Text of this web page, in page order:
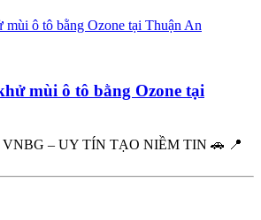
mùi ô tô bằng Ozone tại
– UY TÍN TẠO NIỀM TIN 🚗 📍